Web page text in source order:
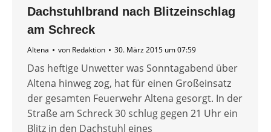
Dachstuhlbrand nach Blitzeinschlag
am Schreck
Altena von Redaktion 30. März 2015 um 07:59
Das heftige Unwetter was Sonntagabend über
Altena hinweg zog, hat für einen Großeinsatz
der gesamten Feuerwehr Altena gesorgt. In der
Straße am Schreck 30 schlug gegen 21 Uhr ein
Blitz in den Dachstuhl eines